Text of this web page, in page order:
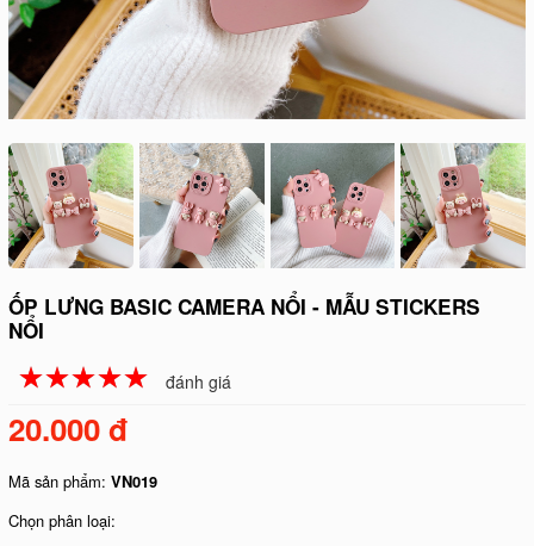
ỐP LƯNG BASIC CAMERA NỔI - MẪU STICKERS
NỔI
☆☆☆☆☆
★★★★★ đánh giá
20.000 đ
Mã sản phẩm:VN019
Chọn phân loại: